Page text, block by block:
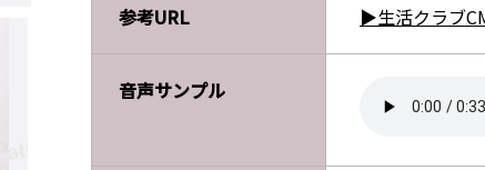
参考URL ▶生活クラブ
音声サンプル